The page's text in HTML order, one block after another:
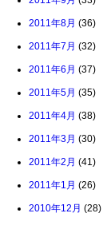
2011年8月 (36)
2011年7月 (32)
2011年6月 (37)
2011年5月 (35)
2011年4月 (38)
2011年3月 (30)
2011年2月 (41)
2011年1月 (26)
2010年12月 (28)